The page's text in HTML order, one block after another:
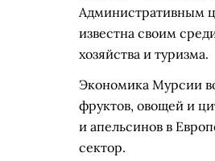
Административным
известна своим
хозяйства и туризма.
Экономика Мурсии
фруктов, овощей и
и апельсинов в
сектор.